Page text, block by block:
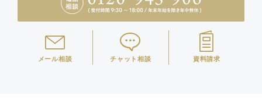
メール相談 チャット相談 資料請求